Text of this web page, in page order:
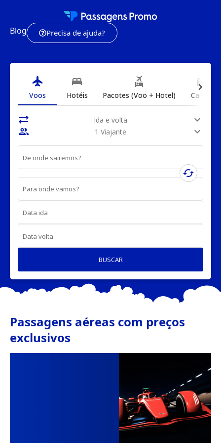
Blog Precisa de ajuda?
flight
Voos
bed
Hotéis
flights_and_hotels
Pacotes (Voo + Hotel)
directions_car
Carros
sync_alt Ida e volta
expand_more
people
1 Viajante expand_more
De onde sairemos?
cached
Para onde vamos?
Data ida
Data volta
BUSCAR
chevron_right
Passagens aéreas com preços
exclusivos